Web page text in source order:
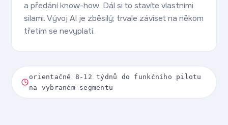
a předání know-how. Dál si to stavíte vlastními
silami. Vývoj AI je zběsilý; trvale záviset na někom
třetím se nevyplatí.
orientačně 8-12 týdnů do funkčního pilotu
na vybraném segmentu